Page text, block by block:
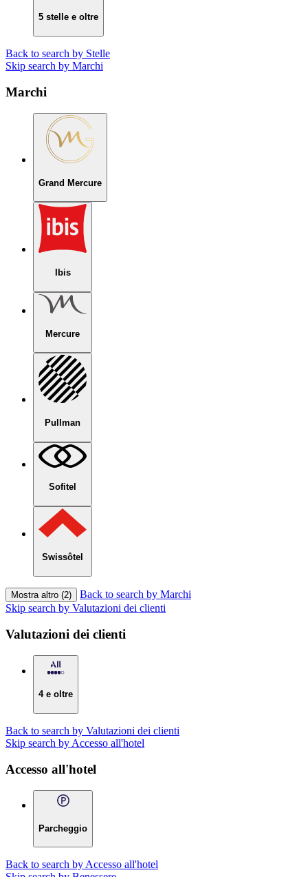
5 stelle e oltre
Back to search by Stelle
Skip search by Marchi
Marchi
Grand Mercure
Ibis
Mercure
Pullman
Sofitel
Swissôtel
Mostra altro (2)
Back to search by Marchi
Skip search by Valutazioni dei clienti
Valutazioni dei clienti
4 e oltre
Back to search by Valutazioni dei clienti
Skip search by Accesso all'hotel
Accesso all'hotel
Parcheggio
Back to search by Accesso all'hotel